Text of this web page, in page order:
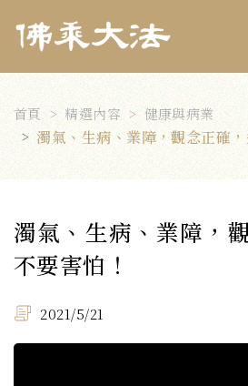
首頁 精選內容 健康與病業
濁氣、生病、業障，觀念正確，
濁氣、生病、業障，
不要害怕！
2021/5/21